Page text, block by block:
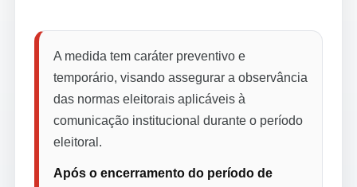
A medida tem caráter preventivo e
temporário, visando assegurar a observância
das normas eleitorais aplicáveis à
comunicação institucional durante o período
eleitoral.
Após o encerramento do período de